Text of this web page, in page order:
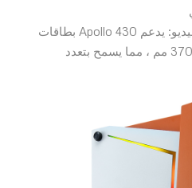
الحد الأقصى لطول بطاقة الفيديو: يدعم Apollo 430 بطاقات
الفيديو التي يصل طولها إلى 370 مم ، مما يسمح بتعدد